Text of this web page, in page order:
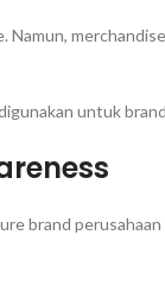
Namun,
untuk
brand perusahaan